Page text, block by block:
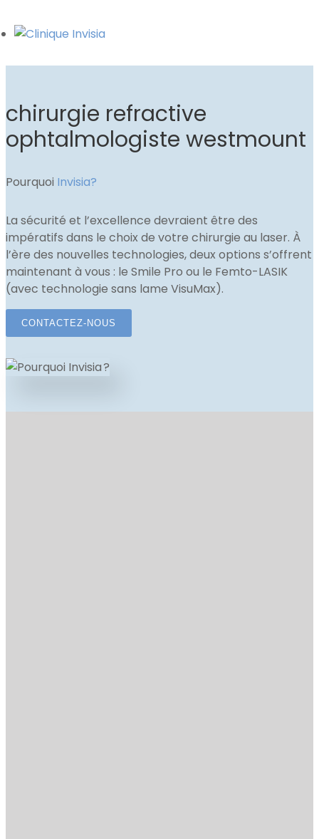
chirurgie refractive
ophtalmologiste westmount
Pourquoi Invisia?
La sécurité et l’excellence devraient être des
impératifs dans le choix de votre chirurgie au laser. À
l’ère des nouvelles technologies, deux options s’offrent
maintenant à vous : le Smile Pro ou le Femto-LASIK
(avec technologie sans lame VisuMax).
CONTACTEZ-NOUS